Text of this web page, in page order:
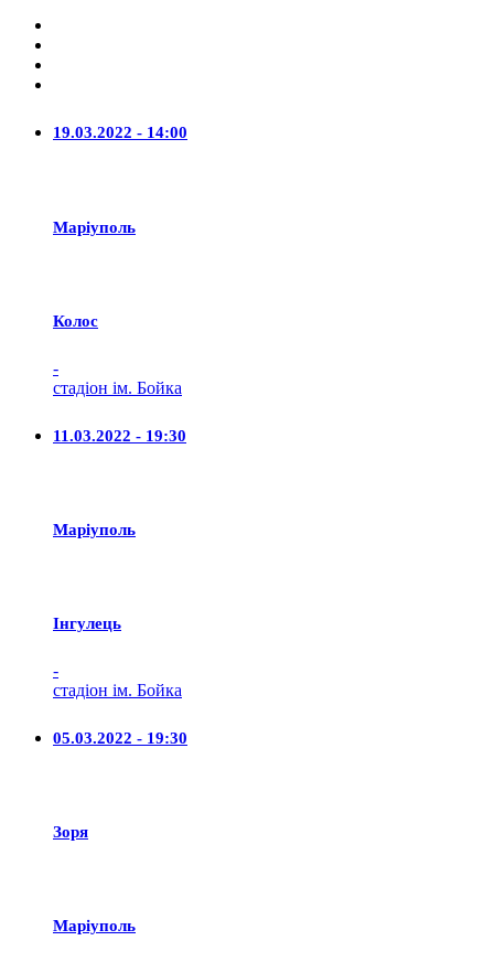
19.03.2022 - 14:00
Маріуполь
Колос
-
стадіон ім. Бойка
11.03.2022 - 19:30
Маріуполь
Iнгулець
-
стадіон ім. Бойка
05.03.2022 - 19:30
Зоря
Маріуполь